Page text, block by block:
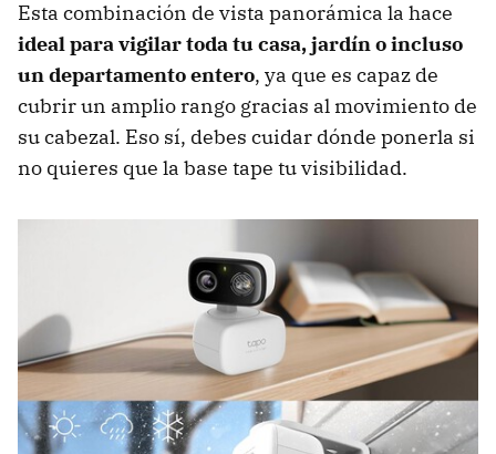
Esta combinación de vista panorámica la hace
ideal para vigilar toda tu casa, jardín o incluso
un departamento entero, ya que es capaz de
cubrir un amplio rango gracias al movimiento de
su cabezal. Eso sí, debes cuidar dónde ponerla si
no quieres que la base tape tu visibilidad.